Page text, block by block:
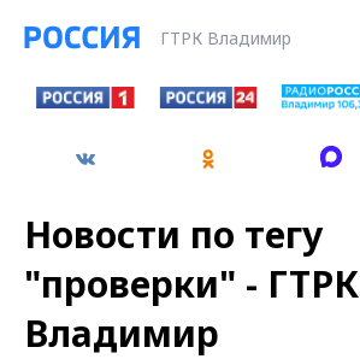
ГТРК Владимир
Новости по тегу
"проверки" - ГТРК
Владимир